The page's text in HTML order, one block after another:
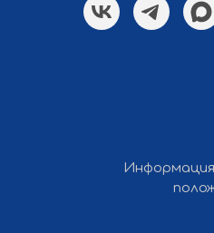
Все права защищены ©